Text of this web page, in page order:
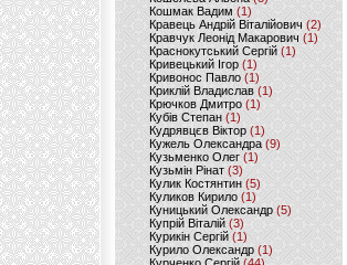
Кошмак Вадим (1)
Кравець Андрій Віталійович (2)
Кравчук Леонід Макарович (1)
Краснокутський Сергій (1)
Кривецький Ігор (1)
Кривонос Павло (1)
Криклій Владислав (1)
Крючков Дмитро(1)
Кубів Степан(1)
Кудрявцєв Віктор (1)
Кужель Олександра (9)
Кузьменко Олег (1)
Кузьмін Рінат(3)
Кулик Костянтин(5)
Куликов Кирило (1)
Куницький Олександр (5)
Купрій Віталій (3)
Курикін Сергій(1)
Курило Олександр (1)